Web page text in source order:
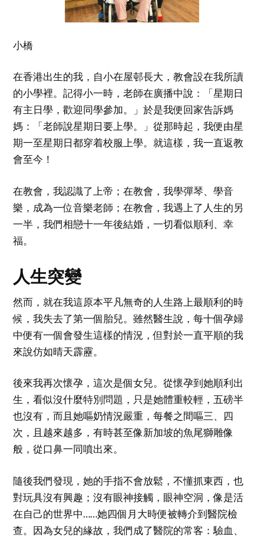
小橋
在香港出生的我，自小在屋邨長大，教會設在我所讀
的小學裡。記得小一時，老師在廣播中說：「星期日
有主日學，歡迎同學參加。」於是我便回家告訴媽
媽：「老師說星期日要上學。」從那時起，我便由星
期一至星期日都穿着校服上學。就這樣，我一直返教
會至今！
在教會，我認識了上帝；在教會，我學彈琴、學音
樂，成為一位音樂老師；在教會，我遇上了人生的另
一半，我們相戀十一年後結婚，一切看似順利、幸
福。
人生突變
然而，就在我這原本平凡無奇的人生路上最順利的時
候，我失去了第一個胎兒。雖然醫生說，每十個孕婦
中便有一個會發生這樣的情況，但對於一直平順的我
來說仿如晴天霹靂。
後來我再次懷孕，這次是個女兒。從懷孕到她順利出
生，看似沒什麼特別問題，只是她體重較輕，五磅半
也沒有，而且她嘔奶情況嚴重，每餐之間嘔三、四
次，且越來越多，有時甚至像新加坡的魚尾獅雕像
般，從口鼻一同噴出來。
隨後我們發現，她的手指不會放鬆，不懂抓東西，也
對玩具沒有興趣；沒有眼神接觸，眼神空洞，像是活
在自己的世界中……她四個月大時便被轉介到醫院檢
查。因為女兒的緣故，我們成了醫院的常客：驗血、